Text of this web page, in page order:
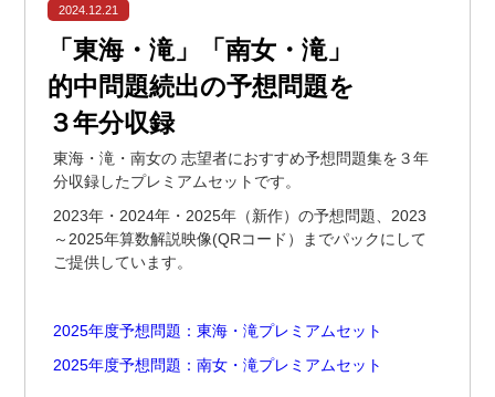
2024.12.21
「東海・滝」「南女・滝」
的中問題続出の予想問題を
３年分収録
東海・滝・南女の 志望者におすすめ予想問題集を３年
分収録したプレミアムセットです。
2023年・2024年・2025年（新作）の予想問題、2023
～2025年算数解説映像(QRコード）までパックにして
ご提供しています。
2025年度予想問題：東海・滝プレミアムセット
2025年度予想問題：南女・滝プレミアムセット